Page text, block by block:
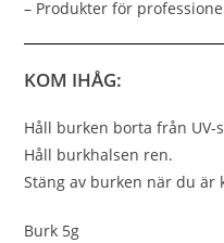
– Produkter för
KOM IHÅG:
Håll burken borta från UV-
Håll burkhalsen ren.
Stäng av burken när du är
Burk 5g